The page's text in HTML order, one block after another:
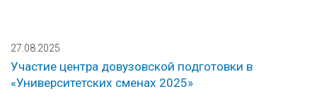
27.08.2025
Участие центра довузовской подготовки в
«Университетских сменах 2025»